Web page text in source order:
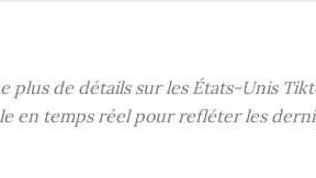
plus de détails sur les États-Unis
en temps réel pour refléter les